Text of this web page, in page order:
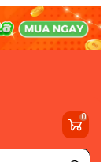
0